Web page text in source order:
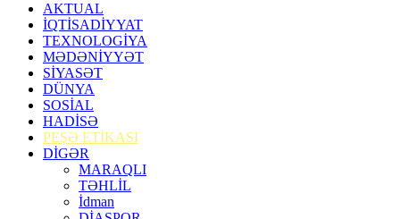
AKTUAL
İQTİSADİYYAT
TEXNOLOGİYA
MƏDƏNİYYƏT
SİYASƏT
DÜNYA
SOSİAL
HADİSƏ
PEŞƏ ETİKASI
DİGƏR
MARAQLI
TƏHLİL
İdman